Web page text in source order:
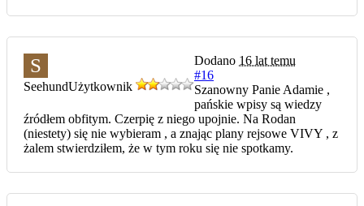
S
SeehundUżytkownik
Dodano 16 lat temu
#16
Szanowny Panie Adamie ,
pańskie wpisy są wiedzy
źródłem obfitym. Czerpię z niego upojnie. Na Rodan
(niestety) się nie wybieram , a znając plany rejsowe VIVY , z
żalem stwierdziłem, że w tym roku się nie spotkamy.